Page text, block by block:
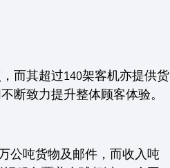
而其超过140架客机亦提供货
断致力提升整体顾客体验。
公吨货物及邮件，而收入吨